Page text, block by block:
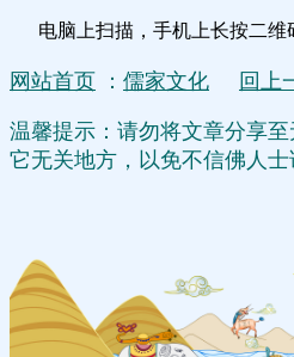
电脑上扫描，手机上长按二
网站首页 ： 儒家文化 回上
温馨提示：请勿将文章分享
它无关地方，以免不信佛人士